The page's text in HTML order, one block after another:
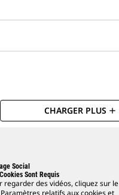
CHARGER PLUS add
Social
Sont Requis
regarder des vidéos, cliquez sur le
relatifs aux cookies et